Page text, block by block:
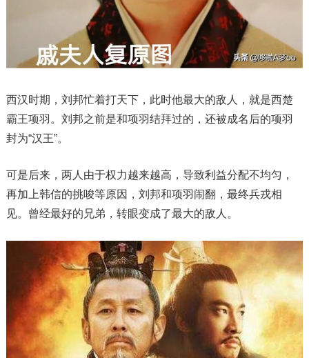
西汉时期，刘邦忙着打天下，此时他最大的敌人，就是西楚
霸王项羽。刘邦之前是和项羽结拜过的，还被成名后的项羽
封为“汉王”。
可是后来，两人由于权力越来越高，导致利益分配不均匀，
再加上韩信的挑唆等原因，刘邦和项羽闹翻，最终兵戎相
见。曾经最好的兄弟，转眼变成了最大的敌人。